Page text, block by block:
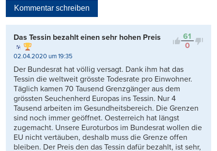
Kontrovers
Kommentar schreiben
61
0
Das Tessin bezahlt einen sehr hohen Preis
02.04.2020 um 19:35
Der Bundesrat hat völlig versagt. Dank ihm hat das
Tessin die weltweit grösste Todesrate pro Einwohner.
Täglich kamen 70 Tausend Grenzgänger aus dem
grössten Seuchenherd Europas ins Tessin. Nur 4
Tausend arbeiten im Gesundheitsbereich. Die Grenzen
sind noch immer geöffnet. Oesterreich hat längst
zugemacht. Unsere Euroturbos im Bundesrat wollen die
EU nicht vertäuben, deshalb muss die Grenze offen
bleiben. Der Preis den das Tessin dafür bezahlt, ist sehr,